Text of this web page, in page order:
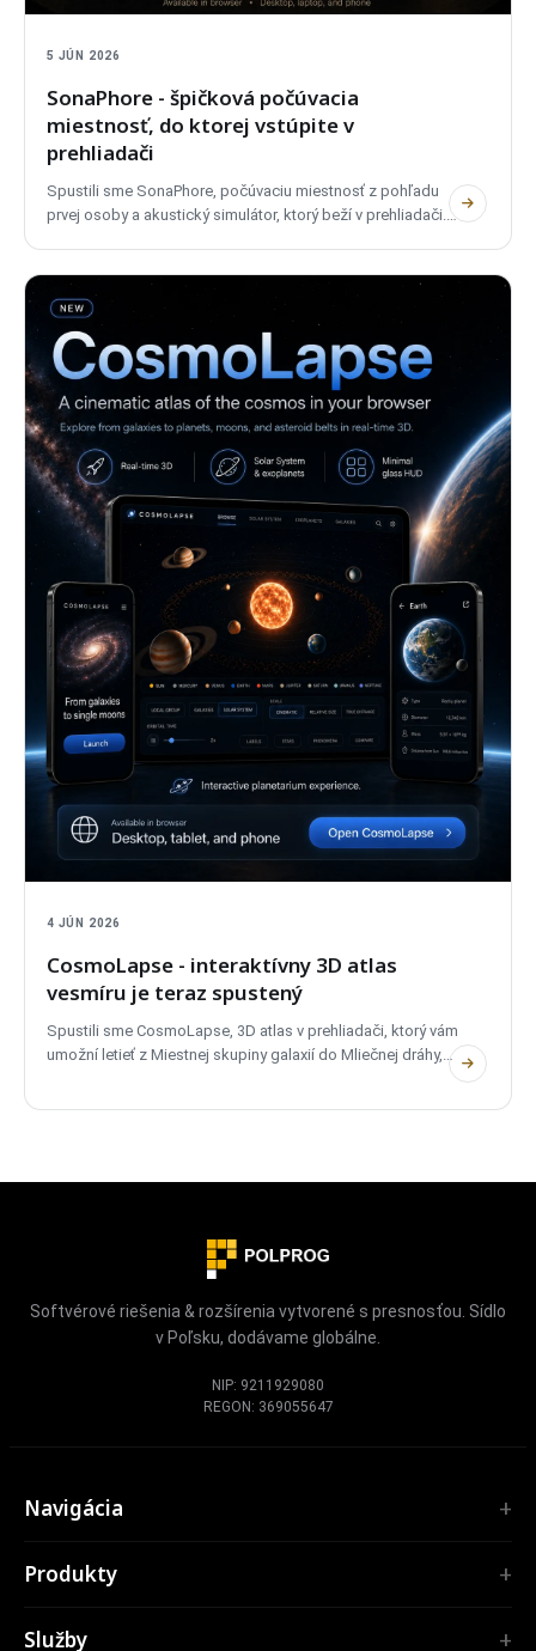
5 JÚN 2026
SonaPhore - špičková počúvacia
miestnosť, do ktorej vstúpite v
prehliadači
Spustili sme SonaPhore, počúvaciu miestnosť z pohľadu
prvej osoby a akustický simulátor, ktorý beží v prehliadači.
účtu, plne dvojjazyčný a súkromný.
4 JÚN 2026
CosmoLapse - interaktívny 3D atlas
vesmíru je teraz spustený
Spustili sme CosmoLapse, 3D atlas v prehliadači, ktorý vám
umožní letieť z Miestnej skupiny galaxií do Mliečnej dráhy,
Softvérové riešenia & rozšírenia vytvorené s presnosťou. Sídlo
v Poľsku, dodávame globálne.
NIP: 9211929080
REGON: 369055647
Navigácia
Služby
Produkty
TubePilot
Služby